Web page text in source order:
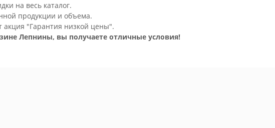
на весь каталог.
продукции и объема.
акция "Гарантия низкой цены".
Лепнины, вы получаете отличные условия!